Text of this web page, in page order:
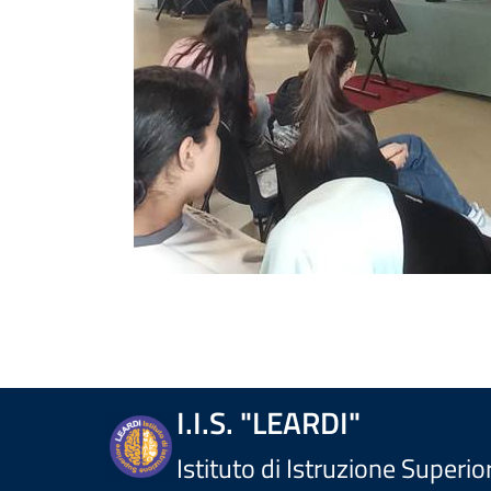
I.I.S. "LEARDI"
Istituto di Istruzione